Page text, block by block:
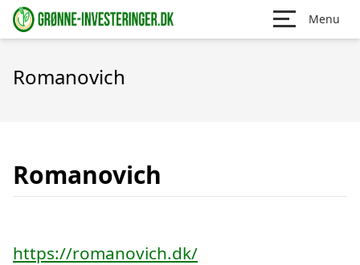
Menu
Romanovich
Romanovich
https://romanovich.dk/